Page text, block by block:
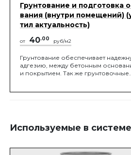
Грунтование и подготовка
вания (внутри помещений)
тил актуальность)
от 40.00 руб/м2
Грунтование обеспечивает
адгезию, между бетонным
и покрытием. Так же грунтовочные
Используемые в